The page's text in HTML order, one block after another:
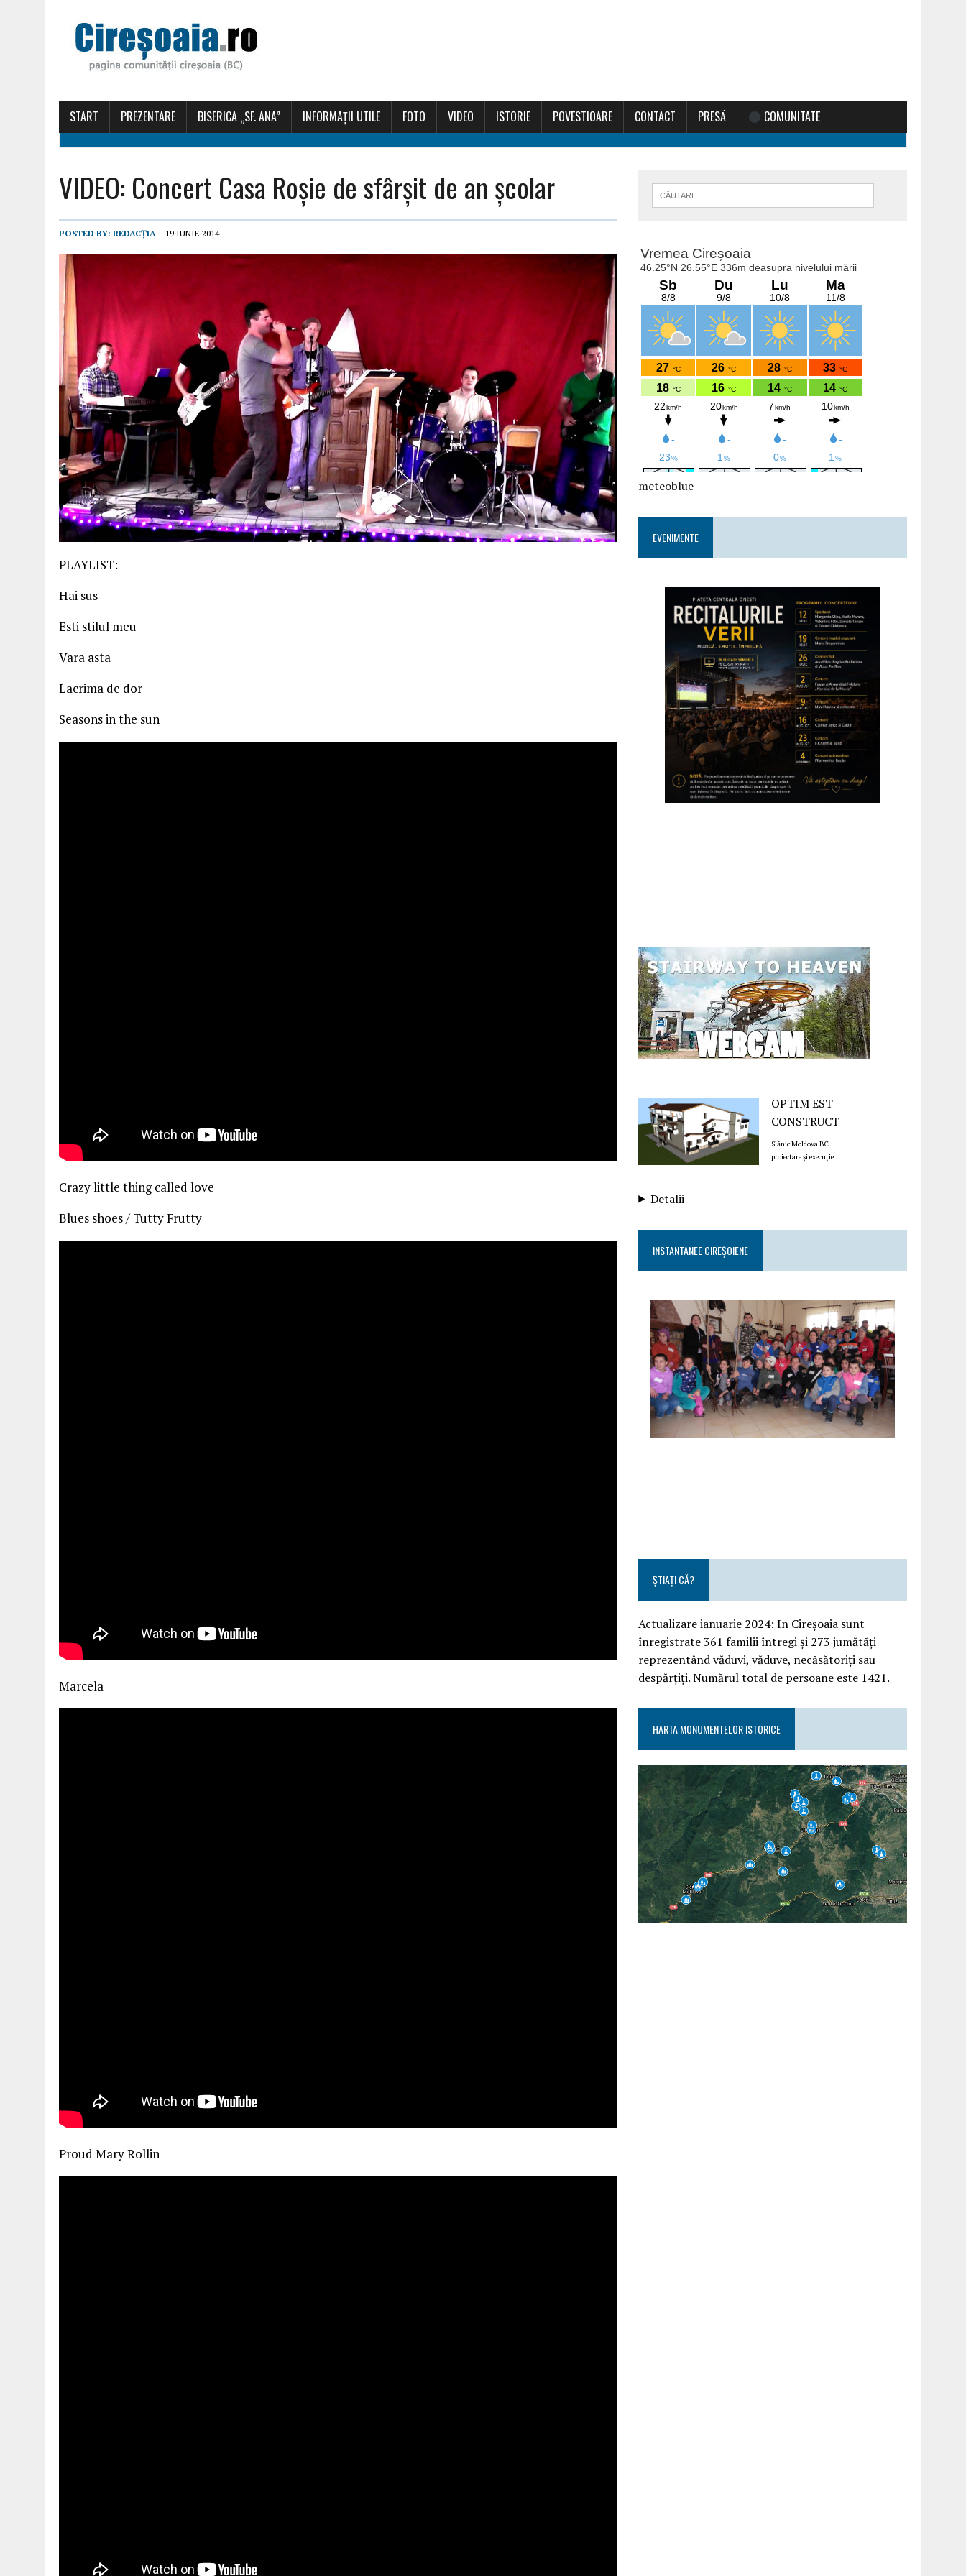
START PREZENTARE BISERICA „SF. ANA” INFORMAȚII UTILE FOTO VIDEO ISTORIE POVESTIOARE CONTACT PRESĂ COMUNITATE
VIDEO: Concert Casa Roșie de sfârșit de an școlar
POSTED BY: REDACȚIA 19 IUNIE 2014
PLAYLIST:
Hai sus
Esti stilul meu
Vara asta
Lacrima de dor
Seasons in the sun
Crazy little thing called love
Blues shoes / Tutty Frutty
Marcela
Proud Mary Rollin
meteoblue
EVENIMENTE
OPTIM EST
CONSTRUCT
Slănic Moldova BC
proiectare și execuție
Detalii
INSTANTANEE CIREȘOIENE
ȘTIAȚI CĂ?
Actualizare ianuarie 2024: In Cireșoaia sunt
înregistrate 361 familii întregi și 273 jumătăți
reprezentând văduvi, văduve, necăsătoriți sau
despărțiți. Numărul total de persoane este 1421.
HARTA MONUMENTELOR ISTORICE